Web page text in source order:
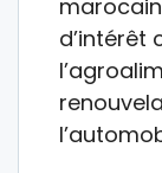
d’intérêt